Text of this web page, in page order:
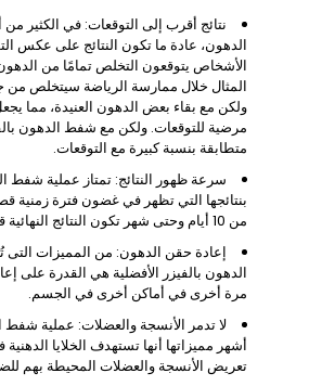
نتائج أقرب إلى التوقعات: في الكثير
الدهون، عادة ما تكون النتائج على عكس
الأشخاص يتوقعون التخلص تمامًا من
المثال خلال ممارسة الرياضة سيتخلص من
ولكن مع بقاء بعض الدهون العنيدة، مما
مرضية للتوقعات. ولكن مع شفط الدهون
متطابقة بنسبة كبيرة مع التوقعات.
سرعة ظهور النتائج: تمتاز عملية شفط
بنتائجها التي تظهر في غضون فترة زمنية
من 10 أيام وحتى شهر تكون النتائج النهائية قد بدأت في الظهور.
إعادة حقن الدهون: من المميزات
الدهون بالفيزر الأفضلية هي القدرة على
مرة أخرى في أماكن أخرى في الجسم.
لا تدمر الأنسجة والعضلات: عملية شفط
أشهر مميزاتها أنها تستهدف الخلايا
تعريض الأنسجة والعضلات المحيطة بهم